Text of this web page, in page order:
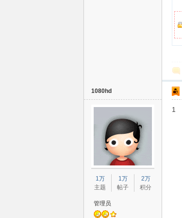
1080hd
1万
主题
1万
帖子
2万
积分
管理员
1